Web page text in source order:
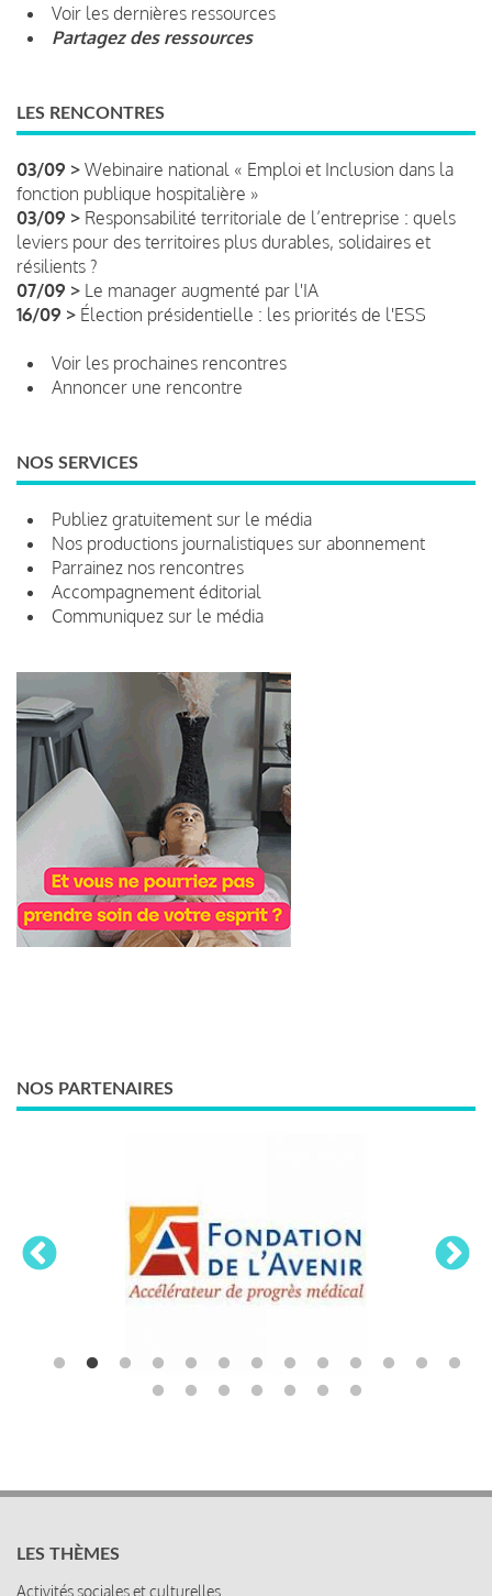
Voir les dernières ressources
Partagez des ressources
LES RENCONTRES
03/09 > Webinaire national « Emploi et Inclusion dans la
fonction publique hospitalière »
03/09 > Responsabilité territoriale de l’entreprise : quels
leviers pour des territoires plus durables, solidaires et
résilients ?
07/09 > Le manager augmenté par l'IA
16/09 > Élection présidentielle : les priorités de l'ESS
Voir les prochaines rencontres
Annoncer une rencontre
NOS SERVICES
Publiez gratuitement sur le média
Nos productions journalistiques sur abonnement
Parrainez nos rencontres
Accompagnement éditorial
Communiquez sur le média
NOS PARTENAIRES
LES THÈMES
Activités sociales et culturelles